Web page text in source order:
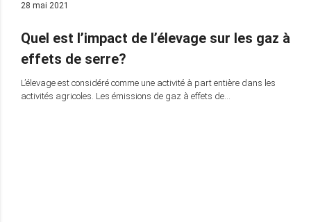
28 mai 2021
Quel est l’impact de l’élevage sur les gaz à
effets de serre?
L’élevage est considéré comme une activité à part entière dans les
activités agricoles. Les émissions de gaz à effets de…